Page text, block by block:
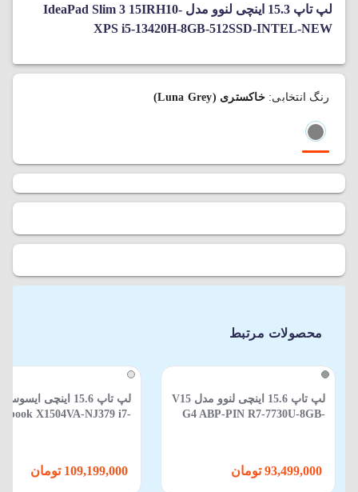
لپ‌ تاپ 15.3 اینچی لنوو مدل IdeaPad Slim 3 15IRH10-
XPS i5-13420H-8GB-512SSD-INTEL-NEW
رنگ انتخابی:خاکستری (Luna Grey)
محصولات مرتبط
لپ تاپ 15.6 اینچی لنوو مدل V15
G4 ABP-PIN R7-7730U-8GB-
لپ تاپ 15.6 اینچی ایسوس
X1504VA-NJ379 i7-